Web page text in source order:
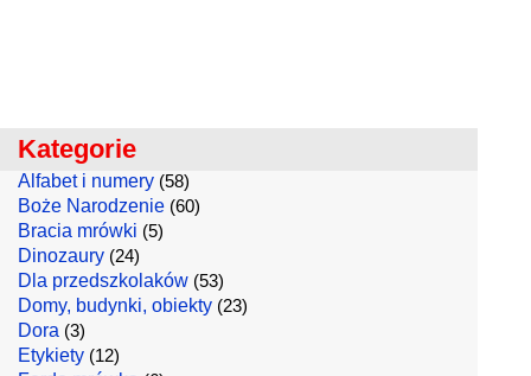
Kategorie
Alfabet i numery (58)
Boże Narodzenie (60)
Bracia mrówki (5)
Dinozaury (24)
Dla przedszkolaków (53)
Domy, budynki, obiekty (23)
Dora (3)
Etykiety (12)